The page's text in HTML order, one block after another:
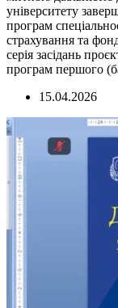
університету
програм
страхування та
серія засідань
програм першого
15.04.2026